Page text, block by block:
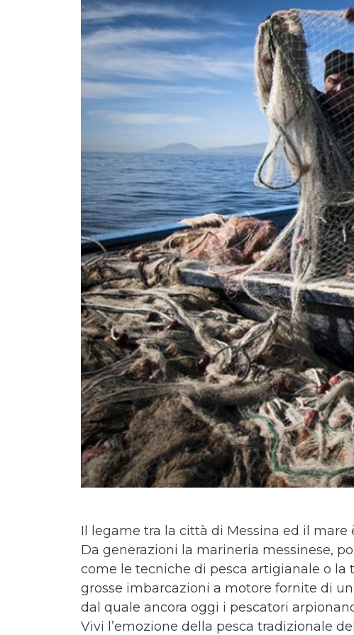
Il legame tra la città di Messina ed il mare
Da generazioni la marineria messinese,
come le tecniche di pesca artigianale o la
grosse imbarcazioni a motore fornite di
dal quale ancora oggi i pescatori
Vivi l’emozione della pesca tradizionale